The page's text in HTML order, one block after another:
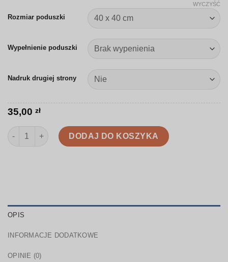
od
35,00 zł
do
103,30 zł
Rozmiar poduszki
Wypełnienie poduszki
Nadruk drugiej strony
WYCZYŚĆ
35,00 zł
ilość Poduszka | Minimalistyczne rysunkowe planety | AS002
DODAJ DO KOSZYKA
OPIS
INFORMACJE DODATKOWE
OPINIE (0)